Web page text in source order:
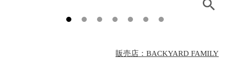
販売店：BACKYARD FAMILY